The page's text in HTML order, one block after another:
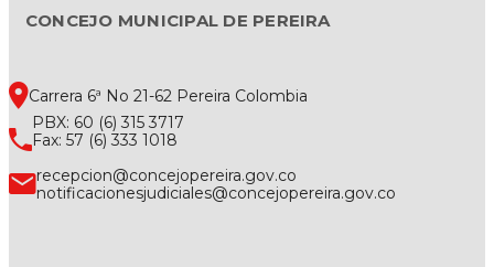
CONCEJO MUNICIPAL DE PEREIRA
Carrera 6ª No 21-62 Pereira Colombia
PBX: 60 (6) 315 3717
Fax: 57 (6) 333 1018
recepcion@concejopereira.gov.co
notificacionesjudiciales@concejopereira.gov.co